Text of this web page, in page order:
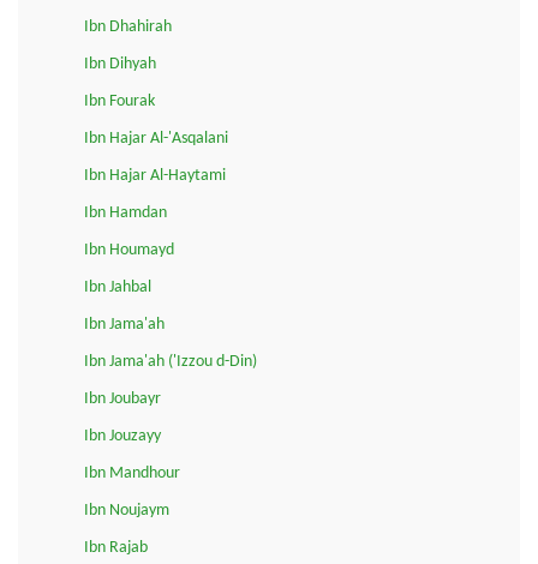
Ibn Dhahirah
Ibn Dihyah
Ibn Fourak
Ibn Hajar Al-'Asqalani
Ibn Hajar Al-Haytami
Ibn Hamdan
Ibn Houmayd
Ibn Jahbal
Ibn Jama'ah
Ibn Jama'ah ('Izzou d-Din)
Ibn Joubayr
Ibn Jouzayy
Ibn Mandhour
Ibn Noujaym
Ibn Rajab